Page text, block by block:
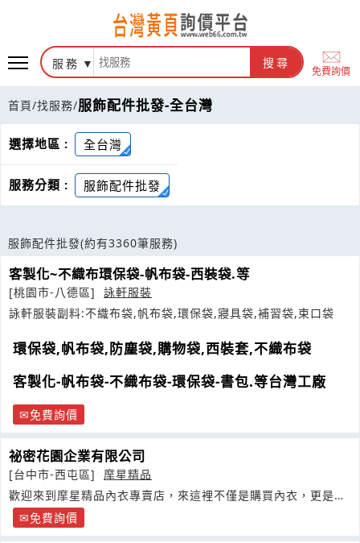
服務 搜尋
免費詢價
首頁/找服務/服飾配件批發-全台灣
選擇地區 : 全台灣
服務分類 : 服飾配件批發
服飾配件批發(約有3360筆服務)
客製化~不織布環保袋-帆布袋-西裝袋.等
[桃園市-八德區]
詠軒服裝
詠軒服裝副料:不織布袋,帆布袋,環保袋,寢具袋,補習袋,束口袋
環保袋,帆布袋,防塵袋,購物袋,西裝套,不織布袋
客製化-帆布袋-不織布袋-環保袋-書包.等台灣工廠
免費詢價
祕密花園企業有限公司
[台中市-西屯區]
摩星精品
歡迎來到摩星精品內衣專賣店，來這裡不僅是購買內衣，更是展
現自信免費詢價